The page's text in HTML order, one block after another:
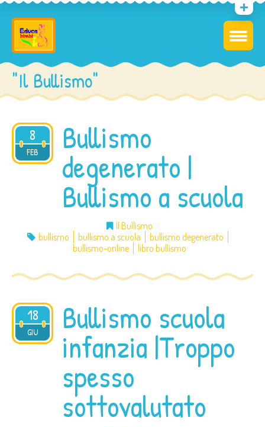
"Il Bullismo"
8
FEB
2017 Bullismo
degenerato |
Bullismo a scuola
Il Bullismo
bullismo
bullismo a scuola
bullismo degenerato
bullismo-online
libro bullismo
18
GIU
2016 Bullismo scuola
infanzia |Troppo
spesso
sottovalutato